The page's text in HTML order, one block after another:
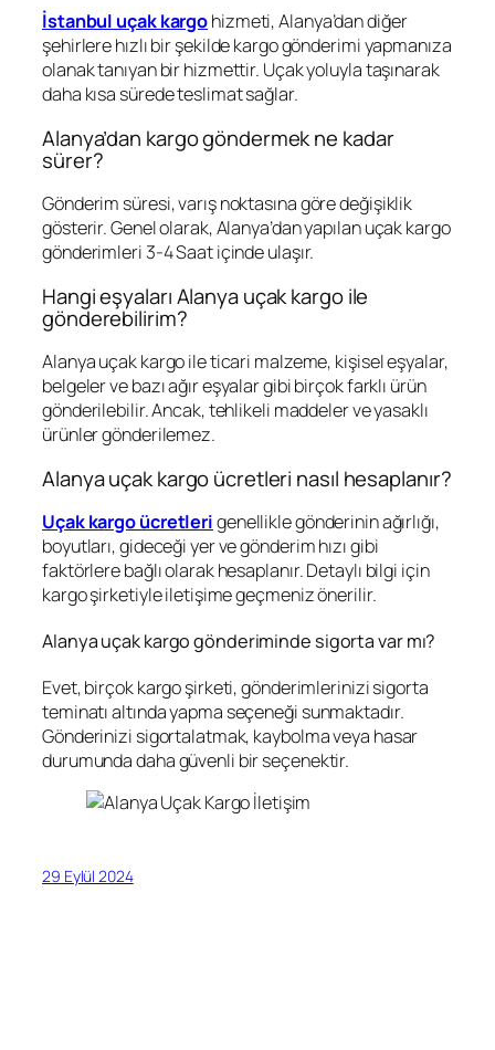
İstanbul uçak kargohizmeti, Alanya’dan diğer
şehirlere hızlı bir şekilde kargo gönderimi yapmanıza
olanak tanıyan bir hizmettir. Uçak yoluyla taşınarak
daha kısa sürede teslimat sağlar.
Alanya’dan kargo göndermek ne kadar
sürer?
Gönderim süresi, varış noktasına göre değişiklik
gösterir. Genel olarak, Alanya’dan yapılan uçak kargo
gönderimleri 3-4 Saat içinde ulaşır.
Hangi eşyaları Alanya uçak kargo ile
gönderebilirim?
Alanya uçak kargo ile ticari malzeme, kişisel eşyalar,
belgeler ve bazı ağır eşyalar gibi birçok farklı ürün
gönderilebilir. Ancak, tehlikeli maddeler ve yasaklı
ürünler gönderilemez.
Alanya uçak kargo ücretleri nasıl hesaplanır?
Uçak kargo ücretlerigenellikle gönderinin ağırlığı,
boyutları, gideceği yer ve gönderim hızı gibi
faktörlere bağlı olarak hesaplanır. Detaylı bilgi için
kargo şirketiyle iletişime geçmeniz önerilir.
Alanya uçak kargo gönderiminde sigorta var mı?
Evet, birçok kargo şirketi, gönderimlerinizi sigorta
teminatı altında yapma seçeneği sunmaktadır.
Gönderinizi sigortalatmak, kaybolma veya hasar
durumunda daha güvenli bir seçenektir.
29 Eylül 2024